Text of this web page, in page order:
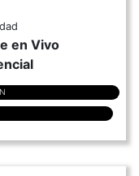
en Vivo